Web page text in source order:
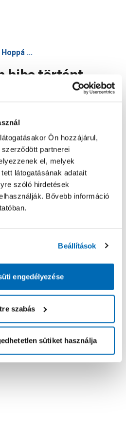
Ön hozzájárul,
partnerei
el, melyek
látogatásának adatait
szóló hirdetések
Bővebb információ
Beállítások
engedélyezése
szabás
sütiket használja
Hoppá ...
hiba történt
újratöltése